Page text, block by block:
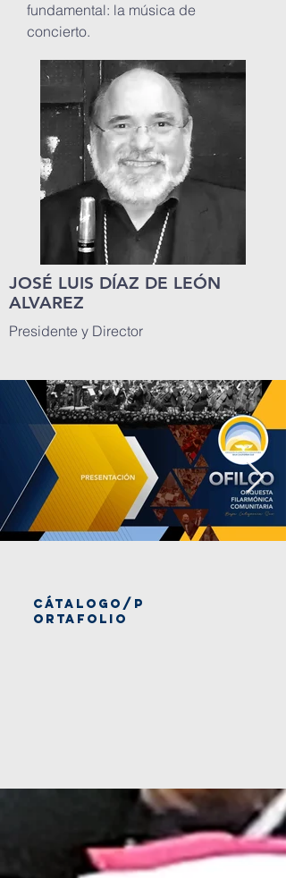
fundamental: la música de
concierto.
JOSÉ LUIS DÍAZ DE LEÓN
ALVAREZ
Presidente y Director
cátalogo/P
ORTAFOLIO